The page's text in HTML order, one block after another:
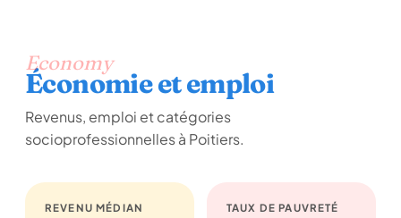
Economy
Économie et emploi
Revenus, emploi et catégories
socioprofessionnelles à Poitiers.
REVENU MÉDIAN TAUX DE PAUVRETÉ